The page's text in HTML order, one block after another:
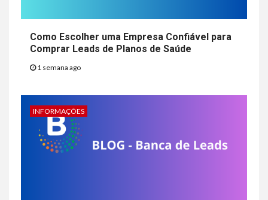
Como Escolher uma Empresa Confiável para
Comprar Leads de Planos de Saúde
1 semana ago
INFORMAÇÕES